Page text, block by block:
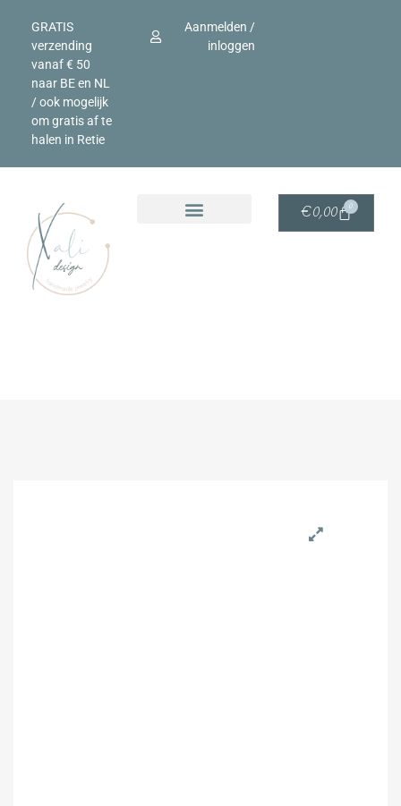
GRATIS
verzending
vanaf € 50
naar BE en NL
/ ook mogelijk
om gratis af te
halen in Retie
Aanmelden /
inloggen
€0,00 0